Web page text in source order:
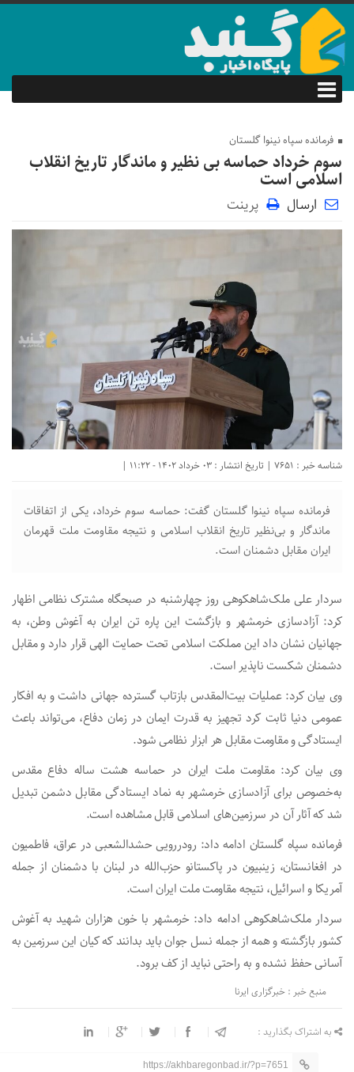
فرمانده سپاه نینوا گلستان
سوم خرداد حماسه بی نظیر و ماندگار تاریخ انقلاب
اسلامی است
ارسال پرینت
شناسه خبر : 7651 | تاریخ انتشار : 03 خرداد 1402 - 11:22 |
فرمانده سپاه نینوا گلستان گفت: حماسه سوم خرداد، یکی از اتفاقات
ماندگار و بی‌نظیر تاریخ انقلاب اسلامی و نتیجه مقاومت ملت قهرمان
ایران مقابل دشمنان است.
سردار علی ملک‌شاهکوهی روز چهارشنبه در صبحگاه مشترک نظامی اظهار
کرد: آزادسازی خرمشهر و بازگشت این پاره تن ایران به آغوش وطن، به
جهانیان نشان داد این مملکت اسلامی تحت حمایت الهی قرار دارد و مقابل
دشمنان شکست ناپذیر است.
وی بیان کرد: عملیات بیت‌المقدس بازتاب‌ گسترده جهانی داشت و به افکار
عمومی دنیا ثابت کرد تجهیز به قدرت ایمان در زمان دفاع، می‌تواند باعث
ایستادگی و مقاومت مقابل هر ابزار نظامی شود.
وی بیان کرد: مقاومت ملت ایران در حماسه هشت ساله دفاع مقدس
به‌خصوص برای آزادسازی خرمشهر به نماد ایستادگی مقابل دشمن تبدیل
شد که آثار آن در سرزمین‌های اسلامی قابل مشاهده است.
فرمانده سپاه گلستان ادامه داد: رودررویی حشدالشعبی در عراق، فاطمیون
در افغانستان، زینبیون در پاکستانو حزب‌الله در لبنان با دشمنان از جمله
آمریکا و اسرائیل، نتیجه مقاومت ملت ایران است.
سردار ملک‌شاهکوهی ادامه داد: خرمشهر با خون هزاران شهید به آغوش
کشور بازگشته و همه از جمله نسل جوان باید بدانند که کیان این سرزمین به
آسانی حفظ نشده و به راحتی نباید از کف برود.
منبع خبر : خبرگزاری ایرنا
به اشتراک بگذارید :
https://akhbaregonbad.ir/?p=7651